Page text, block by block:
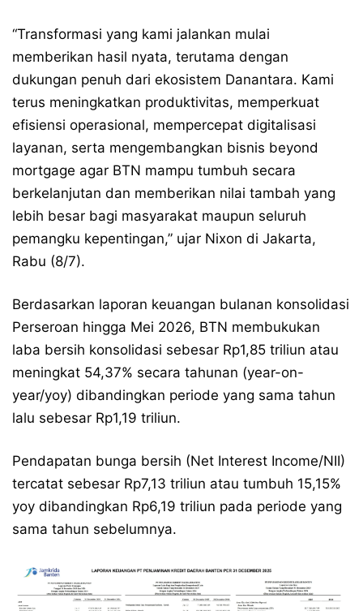
“Transformasi yang kami jalankan mulai
memberikan hasil nyata, terutama dengan
dukungan penuh dari ekosistem Danantara. Kami
terus meningkatkan produktivitas, memperkuat
efisiensi operasional, mempercepat digitalisasi
layanan, serta mengembangkan bisnis beyond
mortgage agar BTN mampu tumbuh secara
berkelanjutan dan memberikan nilai tambah yang
lebih besar bagi masyarakat maupun seluruh
pemangku kepentingan,” ujar Nixon di Jakarta,
Rabu (8/7).
Berdasarkan laporan keuangan bulanan konsolidasi
Perseroan hingga Mei 2026, BTN membukukan
laba bersih konsolidasi sebesar Rp1,85 triliun atau
meningkat 54,37% secara tahunan (year-on-
year/yoy) dibandingkan periode yang sama tahun
lalu sebesar Rp1,19 triliun.
Pendapatan bunga bersih (Net Interest Income/NII)
tercatat sebesar Rp7,13 triliun atau tumbuh 15,15%
yoy dibandingkan Rp6,19 triliun pada periode yang
sama tahun sebelumnya.